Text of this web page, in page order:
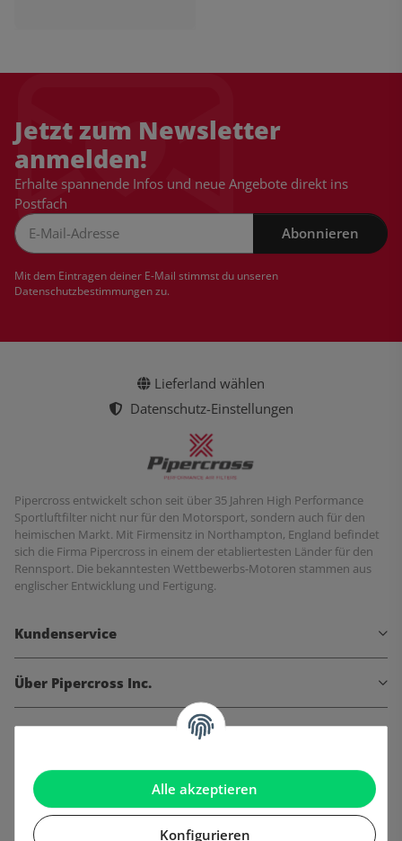
Alle akzeptieren
Konfigurieren
Jetzt zum Newsletter
anmelden!
Erhalte spannende Infos und neue Angebote direkt ins
Postfach
Abonnieren
Mit dem Eintragen deiner E-Mail stimmst du unseren
Datenschutzbestimmungenzu.
Lieferland wählen
Datenschutz-Einstellungen
Pipercross entwickelt schon seit über 35 Jahren High Performance
Sportluftfilter nicht nur für den Motorsport, sondern auch für den
heimischen Markt. Mit Firmensitz in Northampton, England befindet
sich die Firma Pipercross in einem der etabliertesten Länder für den
Rennsport. Die bekanntesten Wettbewerbs-Motoren stammen aus
englischer Entwicklung und Fertigung.
Kundenservice
Über Pipercross Inc.
Informationen
Gesetzliche Informationen